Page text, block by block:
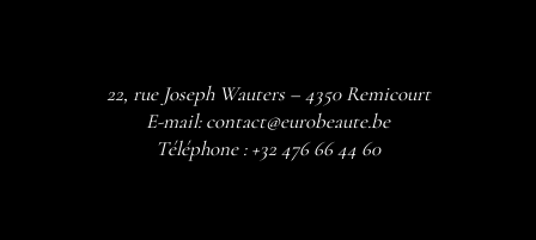
22, rue Joseph Wauters – 4350 Remicourt
E-mail:contact@eurobeaute.be
Téléphone :+32 476 66 44 60